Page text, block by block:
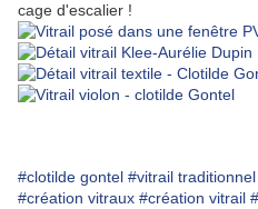
cage d'escalier !
#clotilde gontel #vitrail
#création vitraux #création vitrail